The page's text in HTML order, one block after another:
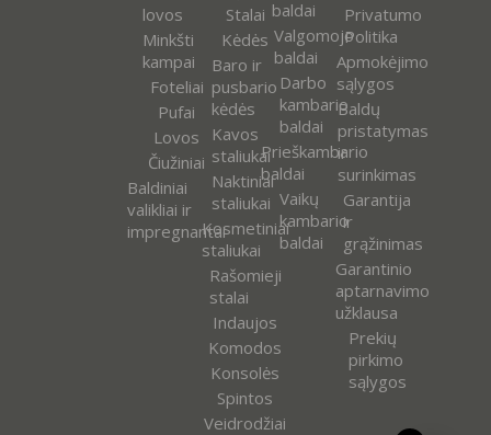
lovos
Minkšti
kampai
Foteliai
Pufai
Lovos
Čiužiniai
Baldiniai
valikliai ir
impregnantai
Stalai
Kėdės
Baro ir
pusbario
kėdės
Kavos
staliukai
Naktiniai
staliukai
Kosmetiniai
staliukai
Rašomieji
stalai
Indaujos
Komodos
Konsolės
Spintos
Veidrodžiai
baldai
Valgomojo
baldai
Darbo
kambario
baldai
Prieškambario
baldai
Vaikų
kambario
baldai
Privatumo
Politika
Apmokėjimo
sąlygos
Baldų
pristatymas
ir
surinkimas
Garantija
ir
grąžinimas
Garantinio
aptarnavimo
užklausa
Prekių
pirkimo
sąlygos